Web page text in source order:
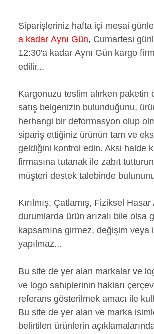
Siparişleriniz hafta içi mesai
a kadar Aynı Gün, Cumartesi
12:30'a kadar Aynı Gün kargo
edilir...
Kargonuzu teslim alırken paketin
satış belgenizin bulunduğunu,
herhangi bir deformasyon olup
sipariş ettiğiniz ürünün tam ve
geldiğini kontrol edin. Aksi halde
firmasına tutanak ile zabıt
müşteri destek talebinde
Kırılmış, Çatlamış, Fiziksel
durumlarda ürün arızalı bile olsa
kapsamına girmez, değişim veya
yapılmaz...
Bu site de yer alan markalar ve
ve logo sahiplerinin hakları
referans gösterilmek amacı ile
Bu site de yer alan ve marka
belirtilen ürünlerin